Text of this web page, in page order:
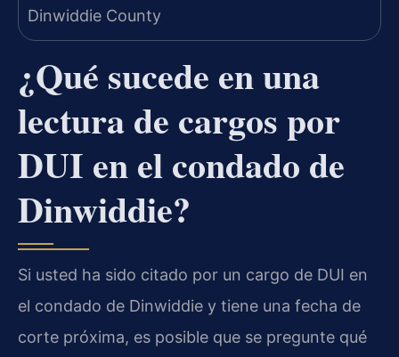
¿Qué sucede en una
lectura de cargos por
DUI en el condado de
Dinwiddie?
Si usted ha sido citado por un cargo de DUI en
el condado de Dinwiddie y tiene una fecha de
corte próxima, es posible que se pregunte qué